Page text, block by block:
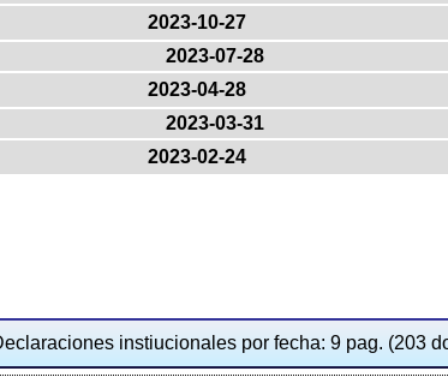
2023-10-27
2023-07-28
2023-04-28
2023-03-31
2023-02-24
instiucionales por fecha: 9 pag. (203